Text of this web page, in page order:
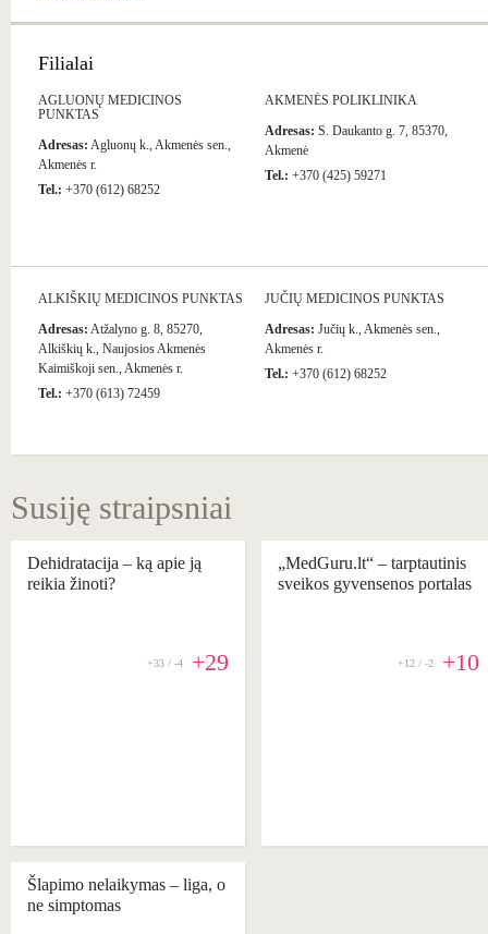
Filialai
AGLUONŲ MEDICINOS
PUNKTAS
Adresas: Agluonų k., Akmenės sen.,
Akmenės r.
Tel.: +370 (612) 68252
AKMENĖS POLIKLINIKA
Adresas: S. Daukanto g. 7, 85370,
Akmenė
Tel.: +370 (425) 59271
ALKIŠKIŲ MEDICINOS PUNKTAS
Adresas: Atžalyno g. 8, 85270,
Alkiškių k., Naujosios Akmenės
Kaimiškoji sen., Akmenės r.
Tel.: +370 (613) 72459
JUČIŲ MEDICINOS PUNKTAS
Adresas: Jučių k., Akmenės sen.,
Akmenės r.
Tel.: +370 (612) 68252
Susiję straipsniai
Dehidratacija – ką apie ją
reikia žinoti?
+33 / -4 +29
„MedGuru.lt“ – tarptautinis
sveikos gyvensenos portalas
+12 / -2 +10
Šlapimo nelaikymas ‒ liga, o
ne simptomas